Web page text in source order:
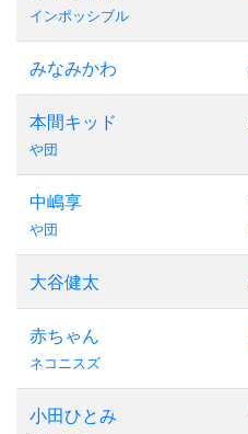
インポッシブル
みなみかわ
本間キッド
や団
中嶋享
や団
大谷健太
赤ちゃん
ネコニスズ
小田ひとみ